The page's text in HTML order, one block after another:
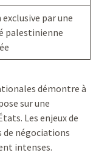
par une
palestinienne
démontre à
sur une
Les enjeux de
de négociations
intenses.